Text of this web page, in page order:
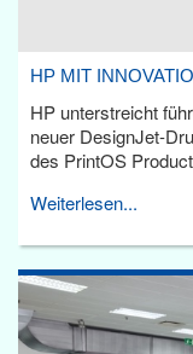
HP MIT
HP unterstreicht
neuer DesignJet-
des PrintOS
Weiterlesen...